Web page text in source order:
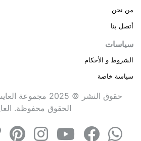
من نحن
أتصل بنا
سياسات
الشروط و الأحكام
سياسة خاصة
حقوق النشر © 2025
الحقوق محفوظة.